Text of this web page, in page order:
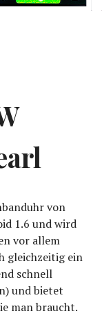
von
1.6 und wird
vor allem
gleichzeitig ein
schnell
und bietet
man braucht.